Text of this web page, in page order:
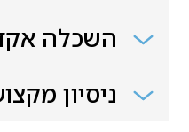
השכלה
ניסיון